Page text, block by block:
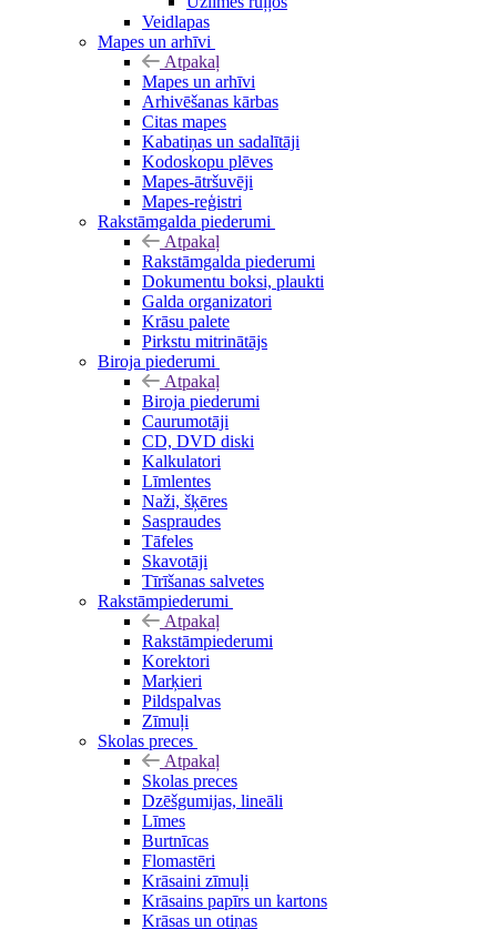
Veidlapas
Mapes un arhīvi
Atpakaļ
Mapes un arhīvi
Arhivēšanas kārbas
Citas mapes
Kabatiņas un sadalītāji
Kodoskopu plēves
Mapes-ātršuvēji
Mapes-reģistri
Rakstāmgalda piederumi
Atpakaļ
Rakstāmgalda piederumi
Dokumentu boksi, plaukti
Galda organizatori
Krāsu palete
Pirkstu mitrinātājs
Biroja piederumi
Atpakaļ
Biroja piederumi
Caurumotāji
CD, DVD diski
Kalkulatori
Līmlentes
Naži, šķēres
Saspraudes
Tāfeles
Skavotāji
Tīrīšanas salvetes
Rakstāmpiederumi
Atpakaļ
Rakstāmpiederumi
Korektori
Marķieri
Pildspalvas
Zīmuļi
Skolas preces
Atpakaļ
Skolas preces
Dzēšgumijas, lineāli
Līmes
Burtnīcas
Flomastēri
Krāsaini zīmuļi
Krāsains papīrs un kartons
Krāsas un otiņas